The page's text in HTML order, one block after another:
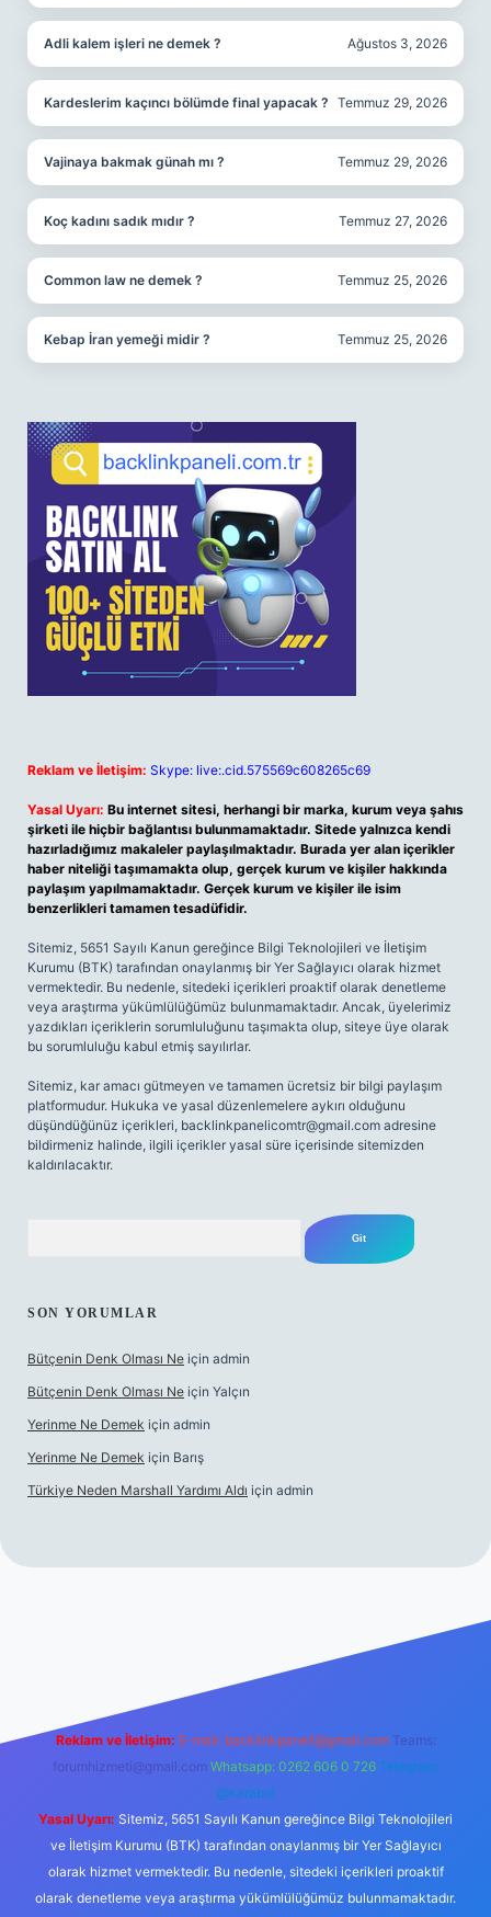
Adli kalem işleri ne demek ? Ağustos 3, 2026
Kardeslerim kaçıncı bölümde final yapacak ? Temmuz 29, 2026
Vajinaya bakmak günah mı ? Temmuz 29, 2026
Koç kadını sadık mıdır ? Temmuz 27, 2026
Common law ne demek ? Temmuz 25, 2026
Kebap İran yemeği midir ? Temmuz 25, 2026
Reklam ve İletişim: Skype: live:.cid.575569c608265c69
Yasal Uyarı: Bu internet sitesi, herhangi bir marka, kurum veya şahıs
şirketi ile hiçbir bağlantısı bulunmamaktadır. Sitede yalnızca kendi
hazırladığımız makaleler paylaşılmaktadır. Burada yer alan içerikler
haber niteliği taşımamakta olup, gerçek kurum ve kişiler hakkında
paylaşım yapılmamaktadır. Gerçek kurum ve kişiler ile isim
benzerlikleri tamamen tesadüfidir.
Sitemiz, 5651 Sayılı Kanun gereğince Bilgi Teknolojileri ve İletişim
Kurumu (BTK) tarafından onaylanmış bir Yer Sağlayıcı olarak hizmet
vermektedir. Bu nedenle, sitedeki içerikleri proaktif olarak denetleme
veya araştırma yükümlülüğümüz bulunmamaktadır. Ancak, üyelerimiz
yazdıkları içeriklerin sorumluluğunu taşımakta olup, siteye üye olarak
bu sorumluluğu kabul etmiş sayılırlar.
Sitemiz, kar amacı gütmeyen ve tamamen ücretsiz bir bilgi paylaşım
platformudur. Hukuka ve yasal düzenlemelere aykırı olduğunu
düşündüğünüz içerikleri, backlinkpanelicomtr@gmail.com adresine
bildirmeniz halinde, ilgili içerikler yasal süre içerisinde sitemizden
kaldırılacaktır.
SON YORUMLAR
Bütçenin Denk Olması Ne için admin
Bütçenin Denk Olması Ne için Yalçın
Yerinme Ne Demek için admin
Yerinme Ne Demek için Barış
Türkiye Neden Marshall Yardımı Aldı için admin
hiltonbet yeni giriş
Reklam ve İletişim: E-mail: backlinkpaneli@gmail.com Teams:
forumhizmeti@gmail.com Whatsapp: 0262 606 0 726 Telegram:
@karabul
Yasal Uyarı: Sitemiz, 5651 Sayılı Kanun gereğince Bilgi Teknolojileri
ve İletişim Kurumu (BTK) tarafından onaylanmış bir Yer Sağlayıcı
olarak hizmet vermektedir. Bu nedenle, sitedeki içerikleri proaktif
olarak denetleme veya araştırma yükümlülüğümüz bulunmamaktadır.